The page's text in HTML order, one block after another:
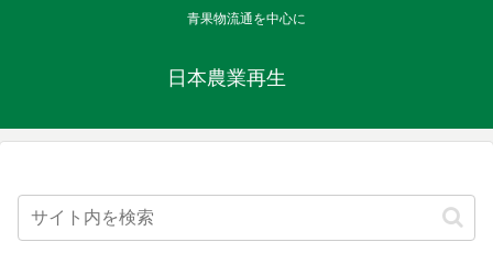
青果物流通を中心に
日本農業再生